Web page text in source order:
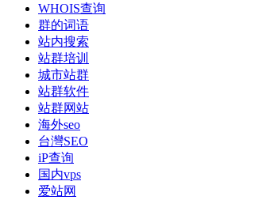
WHOIS查询
群的词语
站内搜索
站群培训
城市站群
站群软件
站群网站
海外seo
台灣SEO
iP查询
国内vps
爱站网